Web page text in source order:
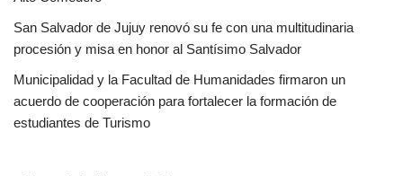
San Salvador de Jujuy renovó su fe con una multitudinaria
procesión y misa en honor al Santísimo Salvador
Municipalidad y la Facultad de Humanidades firmaron un
acuerdo de cooperación para fortalecer la formación de
estudiantes de Turismo